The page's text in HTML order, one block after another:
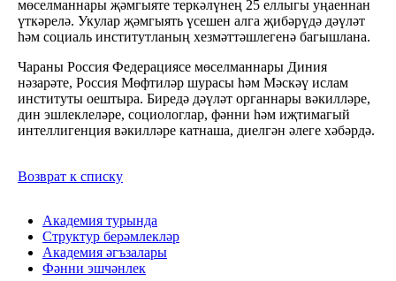
мөселманнары җәмгыяте теркәлүнең 25 еллыгы уңаеннан
үткәрелә. Укулар җәмгыять үсешен алга җибәрүдә дәүләт
һәм социаль институтланың хезмәттәшлегенә багышлана.
Чараны Россия Федерациясе мөселманнары Диния
нәзарәте, Россия Мөфтиләр шурасы һәм Мәскәү ислам
институты оештыра. Биредә дәүләт органнары вәкилләре,
дин эшлеклеләре, социологлар, фәнни һәм иҗтимагый
интеллигенция вәкилләре катнаша, диелгән әлеге хәбәрдә.
Возврат к списку
Академия турында
Структур берәмлекләр
Академия әгъзалары
Фәнни эшчәнлек